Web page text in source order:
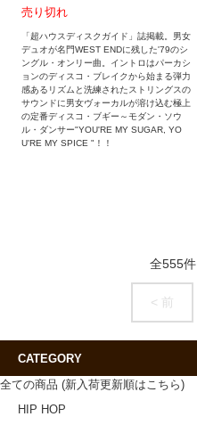
売り切れ
「超ハウスディスクガイド」誌掲載。男女
デュオが名門WEST ENDに残した'79のシ
ングル・オンリー曲。イントロはパーカシ
ョンのディスコ・ブレイクから始まる弾力
感あるリズムと洗練されたストリングスの
サウンドに男女ヴォーカルが溶け込む極上
の定番ディスコ・ブギー～モダン・ソウ
ル・ダンサー"YOU'RE MY SUGAR, YO
U'RE MY SPICE "！！
全555件
< 前
CATEGORY
全ての商品 (新入荷更新順はこちら)
HIP HOP